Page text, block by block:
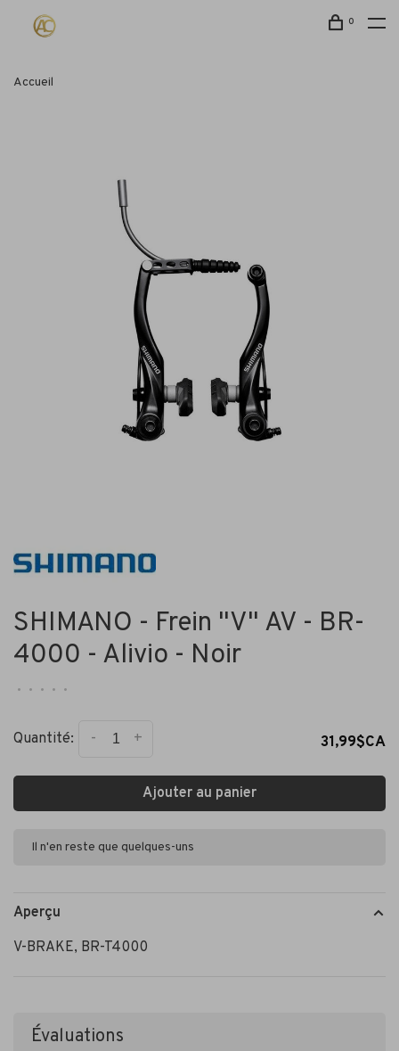
0
Accueil
SHIMANO - Frein "V" AV - BR-
4000 - Alivio - Noir
• • • • •
Quantité: +
- 31,99$CA
Ajouter au panier
Il n'en reste que quelques-uns
Aperçu
V-BRAKE, BR-T4000
Évaluations